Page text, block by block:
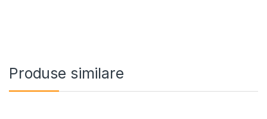
Produse similare